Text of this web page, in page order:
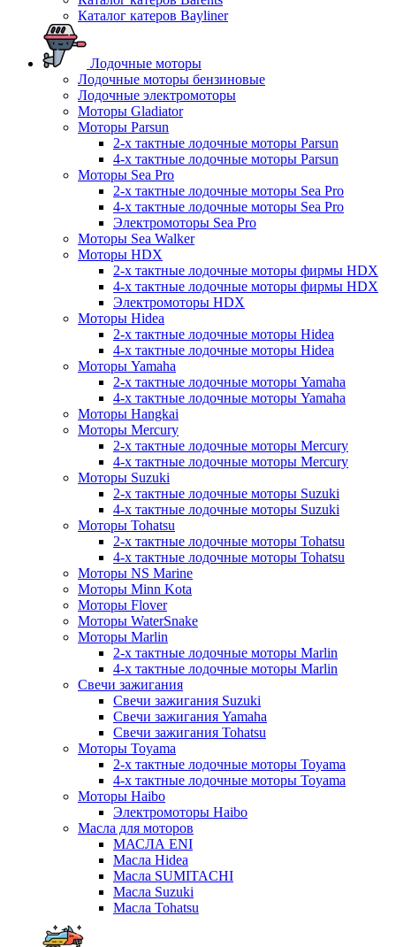
Каталог катеров Bayliner
Лодочные моторы
Лодочные моторы бензиновые
Лодочные электромоторы
Моторы Gladiator
Моторы Parsun
2-х тактные лодочные моторы Parsun
4-х тактные лодочные моторы Parsun
Моторы Sea Pro
2-х тактные лодочные моторы Sea Pro
4-х тактные лодочные моторы Sea Pro
Электромоторы Sea Pro
Моторы Sea Walker
Моторы HDX
2-х тактные лодочные моторы фирмы HDX
4-х тактные лодочные моторы фирмы HDX
Электромоторы HDX
Моторы Hidea
2-х тактные лодочные моторы Hidea
4-х тактные лодочные моторы Hidea
Моторы Yamaha
2-х тактные лодочные моторы Yamaha
4-х тактные лодочные моторы Yamaha
Моторы Hangkai
Моторы Mercury
2-х тактные лодочные моторы Mercury
4-х тактные лодочные моторы Mercury
Моторы Suzuki
2-х тактные лодочные моторы Suzuki
4-х тактные лодочные моторы Suzuki
Моторы Tohatsu
2-х тактные лодочные моторы Tohatsu
4-х тактные лодочные моторы Tohatsu
Моторы NS Marine
Моторы Minn Kota
Моторы Flover
Моторы WaterSnake
Моторы Marlin
2-х тактные лодочные моторы Marlin
4-х тактные лодочные моторы Marlin
Свечи зажигания
Свечи зажигания Suzuki
Свечи зажигания Yamaha
Свечи зажигания Tohatsu
Моторы Toyama
2-х тактные лодочные моторы Toyama
4-х тактные лодочные моторы Toyama
Моторы Haibo
Электромоторы Haibo
Масла для моторов
МАСЛА ENI
Масла Hidea
Масла SUMITACHI
Масла Suzuki
Масла Tohatsu